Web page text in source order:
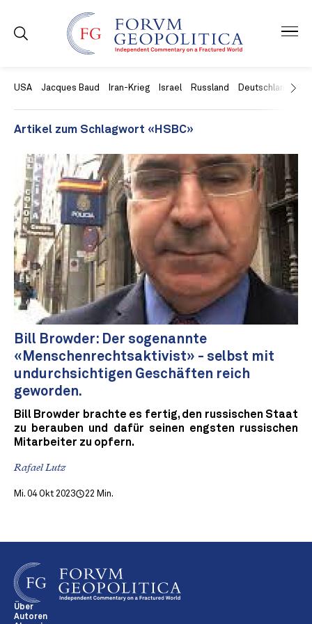
USA Jacques Baud Iran-Krieg Israel Russland Deutschland
Artikel zum Schlagwort «HSBC»
Bill Browder: Der sogenannte
«Menschenrechtsaktivist» - selbst mit
undurchsichtigen Geschäften reich
geworden.
Bill Browder brachte es fertig, den russischen Staat
zu berauben und dafür seinen engsten russischen
Mitarbeiter zu opfern.
Rafael Lutz
Mi. 04 Okt 2023 22 Min.
Über
Autoren